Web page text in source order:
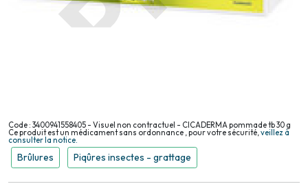
Code : 3400941558405 - Visuel non contractuel - CICADERMA pommade tb 30 g
Ce produit est un médicament sans ordonnance , pour votre sécurité,veillez à
consulter la notice.
Brûlures Piqûres insectes - grattage